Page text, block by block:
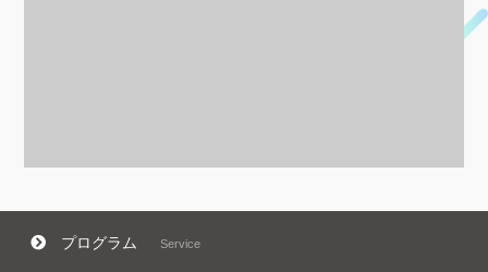
プログラム Service